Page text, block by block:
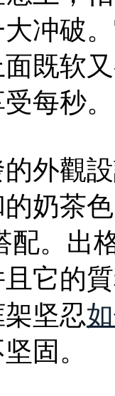
冲破
既软
每秒。
外觀
奶茶
配。出
它的
坚忍
固。